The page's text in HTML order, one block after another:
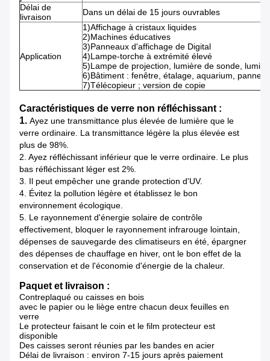
Délai de
livraison
Dans un délai de 15 jours ouvrables
Application
1)Affichage à cristaux liquides
2)Machines éducatives
3)Panneaux d'affichage de Digital
4)Lampe-torche à extrémité élevé
5)Lampe de projection, lumière de sonde,
6)Bâtiment : fenêtre, étalage, aquarium,
7)Télécopieur ; version de copie
Caractéristiques de verre non réfléchissant :
1. Ayez une transmittance plus élevée de lumière que le
verre ordinaire. La transmittance légère la plus élevée est
plus de 98%.
2. Ayez réfléchissant inférieur que le verre ordinaire. Le plus
bas réfléchissant léger est 2%.
3. Il peut empêcher une grande protection d'UV.
4. Évitez la pollution légère et établissez le bon
environnement écologique.
5. Le rayonnement d'énergie solaire de contrôle
effectivement, bloquer le rayonnement infrarouge lointain,
dépenses de sauvegarde des climatiseurs en été, épargner
des dépenses de chauffage en hiver, ont le bon effet de la
conservation et de l'économie d'énergie de la chaleur.
Paquet et livraison :
Contreplaqué ou caisses en bois
avec le papier ou le liège entre chacun deux feuilles en
verre
Le protecteur faisant le coin et le film protecteur est
disponible
Des caisses seront réunies par les bandes en acier
Délai de livraison : environ 7-15 jours après paiement